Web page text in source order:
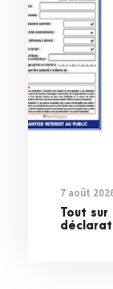
7 août
Tout